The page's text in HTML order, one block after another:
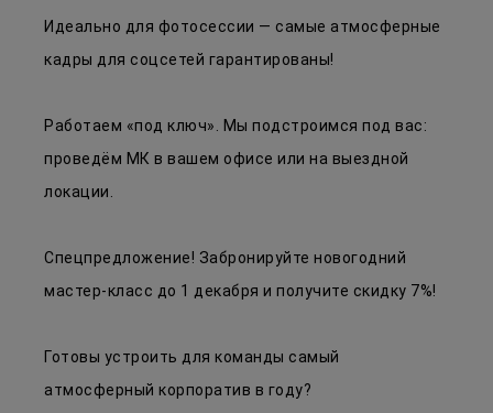
Идеально для фотосессии — самые атмосферные
кадры для соцсетей гарантированы!
Работаем «под ключ». Мы подстроимся под вас:
проведём МК в вашем офисе или на выездной
локации.
Спецпредложение! Забронируйте новогодний
мастер-класс до 1 декабря и получите скидку 7%!
Готовы устроить для команды самый
атмосферный корпоратив в году?